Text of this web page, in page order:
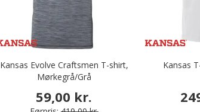
Kansas Evolve Craftsmen T-shirt,
Mørkegrå/Grå
59,00 kr.
Kansas